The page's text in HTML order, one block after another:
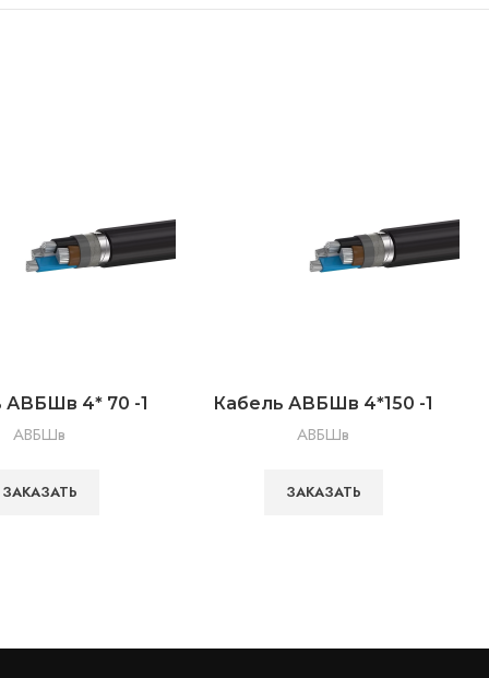
АВБШв 4* 70 -1
АВБШв
ЗАКАЗАТЬ
Кабель АВБШв 4*150 -1
АВБШв
ЗАКАЗАТЬ